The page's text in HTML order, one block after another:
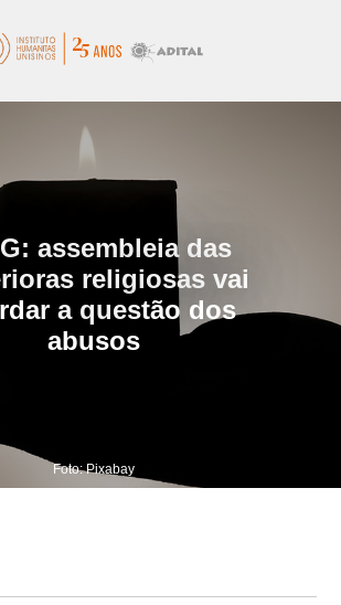
assembleia das
religiosas vai
a questão dos
abusos
Foto: Pixabay